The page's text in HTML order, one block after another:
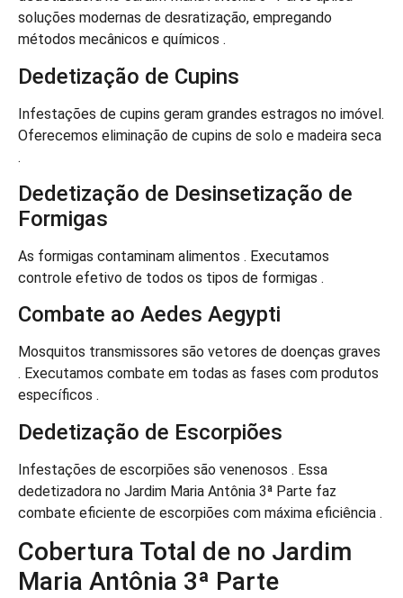
soluções modernas de desratização, empregando
métodos mecânicos e químicos .
Dedetização de Cupins
Infestações de cupins geram grandes estragos no imóvel.
Oferecemos eliminação de cupins de solo e madeira seca
.
Dedetização de Desinsetização de
Formigas
As formigas contaminam alimentos . Executamos
controle efetivo de todos os tipos de formigas .
Combate ao Aedes Aegypti
Mosquitos transmissores são vetores de doenças graves
. Executamos combate em todas as fases com produtos
específicos .
Dedetização de Escorpiões
Infestações de escorpiões são venenosos . Essa
dedetizadora no Jardim Maria Antônia 3ª Parte faz
combate eficiente de escorpiões com máxima eficiência .
Cobertura Total de no Jardim
Maria Antônia 3ª Parte